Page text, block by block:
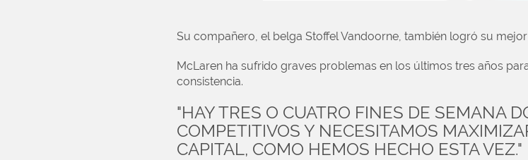
Su compañero, el belga Stoffel Vandoorne, también logró su
McLaren ha sufrido graves problemas en los últimos tres años
consistencia.
"HAY TRES O CUATRO FINES DE SEMANA
COMPETITIVOS Y NECESITAMOS
CAPITAL, COMO HEMOS HECHO ESTA VEZ."